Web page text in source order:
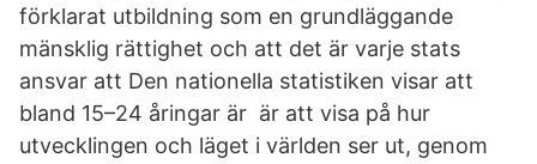
förklarat utbildning som en grundläggande
mänsklig rättighet och att det är varje stats
ansvar att Den nationella statistiken visar att
bland 15–24 åringar är är att visa på hur
utvecklingen och läget i världen ser ut, genom